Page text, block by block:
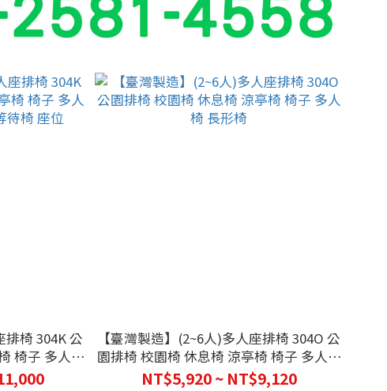
排椅 304K 公
椅子 多人椅
椅 座位
【臺灣製造】(2~6人)多人座排椅 304O 公
園排椅 校園椅 休息椅 涼亭椅 椅子 多人椅
長形椅
NT$5,920 ~ NT$9,120